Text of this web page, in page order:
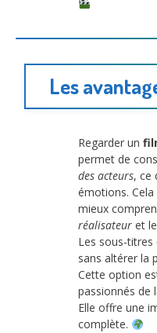
Les
Regarder un
permet de
des acteurs, ce
émotions.
mieux
réalisateur et
Les sous-
sans altérer la
Cette option
passionnés de
Elle offre une
complète.